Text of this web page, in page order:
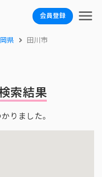
会員登録
県 田川市
索結果
りました。